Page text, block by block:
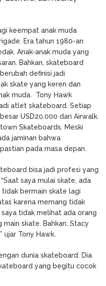
keempat anak muda
Era tahun 1980-an
Anak-anak muda yang
Bahkan, skateboard
definisi jadi
skate yang keren dan
muda. Tony Hawk
atlet skateboard. Setiap
USD20.000 dari Airwalk.
Skateboards. Meski
jaminan bahwa
pada masa depan.
bisa jadi profesi yang
saya mulai skate, ada
bermain skate lagi
karena memang tidak
tidak melihat ada orang
skate. Bahkan, Stacy
ujar Tony Hawk.
dunia skateboard. Dia
yang begitu cocok